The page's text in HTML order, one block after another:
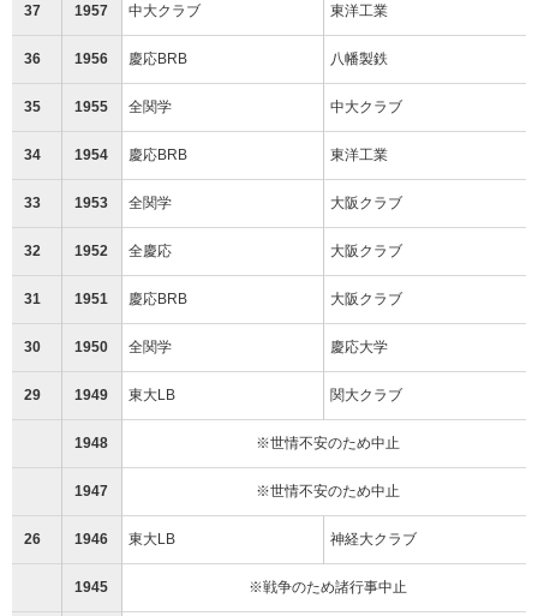
37 1957 中大クラブ 東洋工業
36 1956 慶応BRB 八幡製鉄
35 1955 全関学 中大クラブ
34 1954 慶応BRB 東洋工業
33 1953 全関学 大阪クラブ
32 1952 全慶応 大阪クラブ
31 1951 慶応BRB 大阪クラブ
30 1950 全関学 慶応大学
29 1949 東大LB 関大クラブ
1948 ※世情不安のため中止
1947 ※世情不安のため中止
26 1946 東大LB 神経大クラブ
1945 ※戦争のため諸行事中止